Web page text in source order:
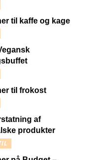
til kaffe og kage
til frokost
af
produkter